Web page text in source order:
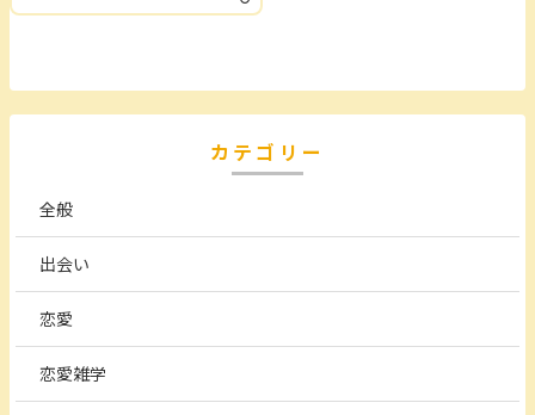
カテゴリー
全般
出会い
恋愛
恋愛雑学